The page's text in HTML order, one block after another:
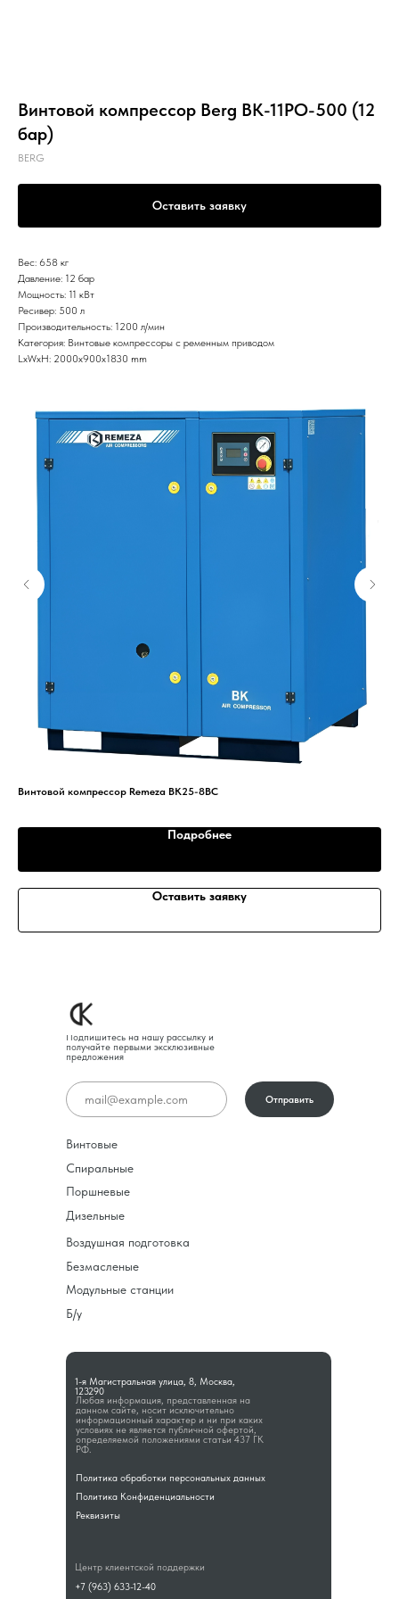
Винтовой компрессор Berg ВК-11РО-500 (12
бар)
BERG
Оставить заявку
Вес: 658 кг
Давление: 12 бар
Мощность: 11 кВт
Ресивер: 500 л
Производительность: 1200 л/мин
Категория: Винтовые компрессоры с ременным приводом
LxWxH: 2000x900x1830 mm
Винтовой компрессор Remeza ВК25-8ВС
Подробнее
Оставить заявку
Любая информация, представленная на
данном сайте, носит исключительно
информационный характер и ни при каких
условиях не является публичной офертой,
определяемой положениями статьи 437 ГК
РФ.
1-я Магистральная улица, 8, Москва,
123290
Подпишитесь на нашу рассылку и
получайте первыми эксклюзивные
предложения
Винтовые
Спиральные
Поршневые
Дизельные
Воздушная подготовка
Безмасленые
Модульные станции
Б/у
Политика обработки персональных данных
Политика Конфиденциальности
Реквизиты
Центр клиентской поддержки
+7 (963) 633-12-40
Отправить